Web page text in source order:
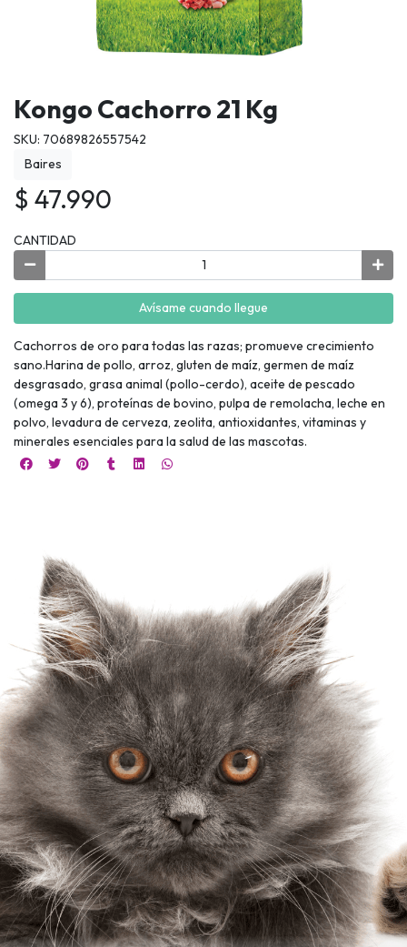
Kongo Cachorro 21 Kg
SKU: 70689826557542
Baires
$ 47.990
CANTIDAD
Avísame cuando llegue
Cachorros de oro para todas las razas; promueve crecimiento
sano.Harina de pollo, arroz, gluten de maíz, germen de maíz
desgrasado, grasa animal (pollo-cerdo), aceite de pescado
(omega 3 y 6), proteínas de bovino, pulpa de remolacha, leche en
polvo, levadura de cerveza, zeolita, antioxidantes, vitaminas y
minerales esenciales para la salud de las mascotas.